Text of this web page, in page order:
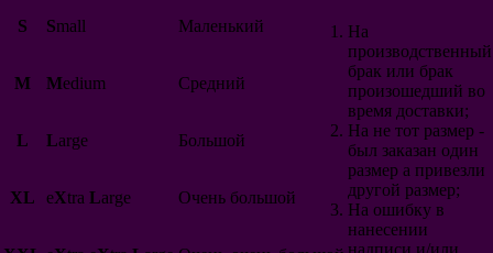
Уругвай
Японии
Швеция
Уэльс
Перу
Швейцария
S Small Маленький
M Medium Средний
L Large Большой
XL eXtra Large Очень большой
На
производственный
брак или брак
произошедший во
время доставки;
На не тот размер -
был заказан один
размер а привезли
другой размер;
На ошибку в
нанесении